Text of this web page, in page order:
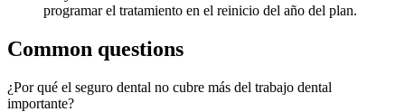
programar el tratamiento en el reinicio del año del plan.
Common questions
¿Por qué el seguro dental no cubre más del trabajo dental
importante?